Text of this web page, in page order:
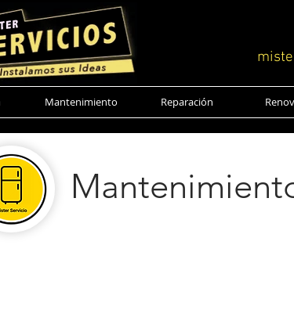
Mantenimiento Reparación